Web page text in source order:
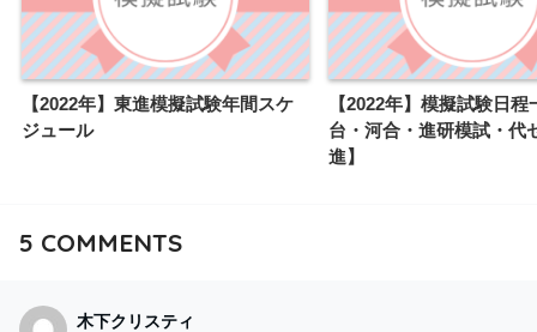
【2022年】東進模擬試験年間スケ
ジュール
【2022年】模擬試験日程
台・河合・進研模試・代
進】
5 COMMENTS
木下クリスティ